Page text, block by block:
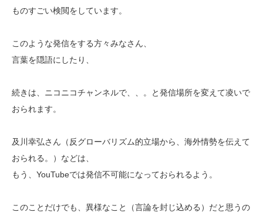
ものすごい検閲をしています。
このような発信をする方々みなさん、
言葉を隠語にしたり、
続きは、ニコニコチャンネルで、、。と発信場所を変えて凌いで
おられます。
及川幸弘さん（反グローバリズム的立場から、海外情勢を伝えて
おられる。）などは、
もう、YouTubeでは発信不可能になっておられるよう。
このことだけでも、異様なこと（言論を封じ込める）だと思うの